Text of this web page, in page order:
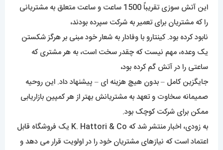
این آتش سوزی تقریباً 1500 ساعت و ساعت متعلق به مشتریانی
را که مشتریان برای تعمیر به شرکت سپرده بودند،
نابود کرده بود. کینتارو با وفادار به شعار خود مبنی بر هرگز شکستن
یک وعده، مهم نیست که چقدر سخت است، به هر مشتری که
ساعتی را در آتش گم کرده بود،
جایگزین کامل – بدون هیچ هزینه ای – پیشنهاد داد. این روحیه
صمیمانه سخاوت و تعهد به مشتریانش بهتر از هر کمپین بازاریابی
ممکن برای شرکت کوچک بود.
به زودی، اخبار منتشر شد که K. Hattori & Co یک فروشگاه قابل
اعتماد است که نیازهای مشتریان خود را در اولویت قرار می دهد و